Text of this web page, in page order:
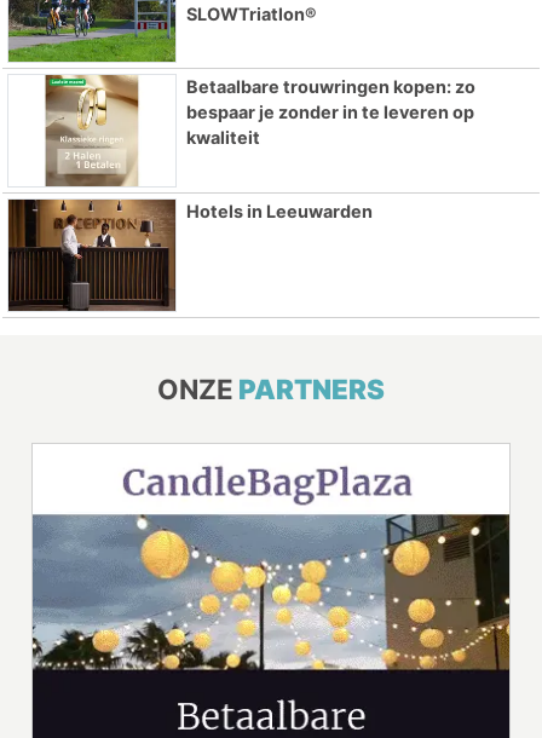
SLOWTriatlon®
Betaalbare trouwringen kopen: zo
bespaar je zonder in te leveren op
kwaliteit
Hotels in Leeuwarden
ONZE PARTNERS